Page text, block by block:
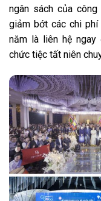
ngân sách của
giảm bớt các chi
năm là liên hệ
chức tiệc tất niên